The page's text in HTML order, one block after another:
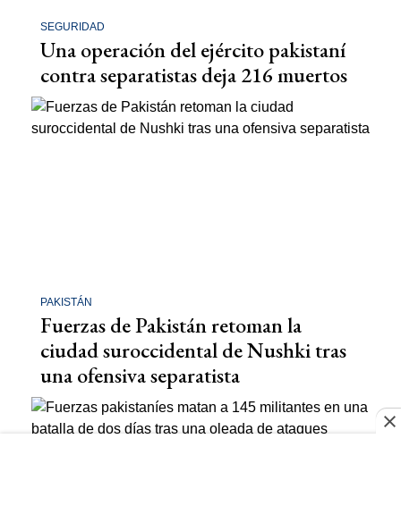
SEGURIDAD
Una operación del ejército pakistaní
contra separatistas deja 216 muertos
PAKISTÁN
Fuerzas de Pakistán retoman la
ciudad suroccidental de Nushki tras
una ofensiva separatista